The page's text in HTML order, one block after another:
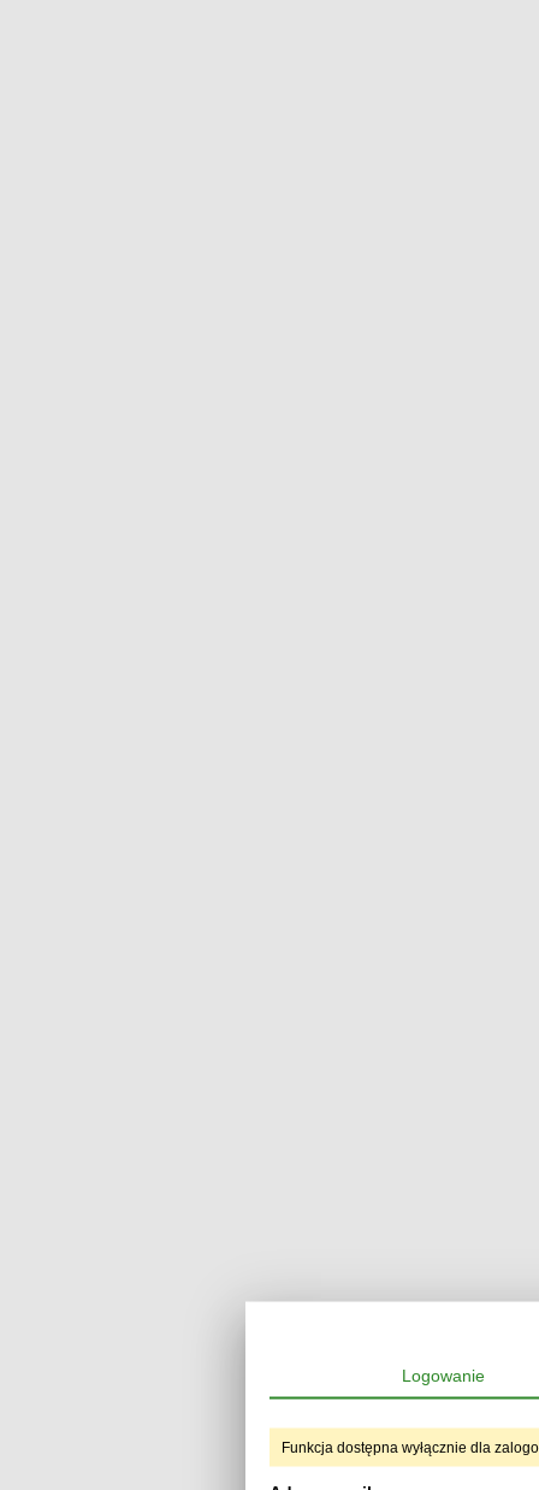
Logowanie
Funkcja dostępna wyłącznie dla